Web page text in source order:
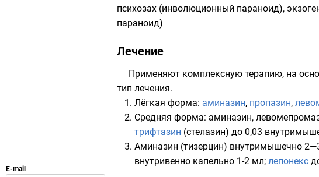
психозах (инволюционный параноид),
параноид)
Лечение
Применяют комплексную терапию, на
тип лечения.
Лёгкая форма: аминазин, пропазин,
Средняя форма: аминазин,
трифтазин (стелазин) до 0,03
Аминазин (тизерцин) внутримышечно
внутривенно капельно 1-2 мл; лепонекс